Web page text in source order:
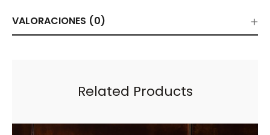
VALORACIONES (0)
Related Products